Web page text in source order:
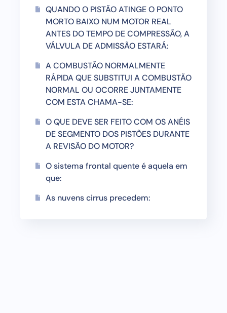
QUANDO O PISTÃO ATINGE O PONTO
MORTO BAIXO NUM MOTOR REAL
ANTES DO TEMPO DE COMPRESSÃO, A
VÁLVULA DE ADMISSÃO ESTARÁ:
A COMBUSTÃO NORMALMENTE
RÁPIDA QUE SUBSTITUI A COMBUSTÃO
NORMAL OU OCORRE JUNTAMENTE
COM ESTA CHAMA-SE:
O QUE DEVE SER FEITO COM OS ANÉIS
DE SEGMENTO DOS PISTÕES DURANTE
A REVISÃO DO MOTOR?
O sistema frontal quente é aquela em
que:
As nuvens cirrus precedem: